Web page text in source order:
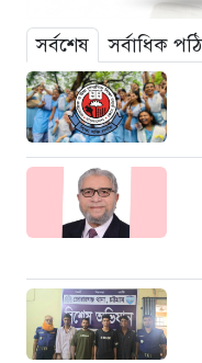
সর্বশেষ সর্বাধিক